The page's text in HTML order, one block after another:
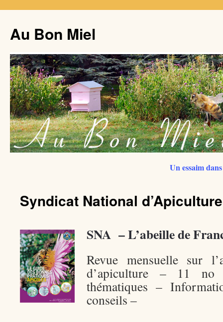
Au Bon Miel
Un essaim
Syndicat National d’Apiculture
SNA – L’abeille de
Revue mensuelle sur
d’apiculture – 11
thématiques –
conseils –